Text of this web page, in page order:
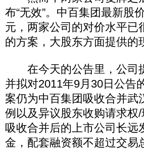
布“无效”。中百集团最新股
元，两家公司的对价水平
的方案，大股东方面提供
在今天的公告里，公司
并拟对2011年9月30日公告
案仍为中百集团吸收合并
例以及异议股东收购请求权
吸收合并后的上市公司长
金，配套融资额不超过交易